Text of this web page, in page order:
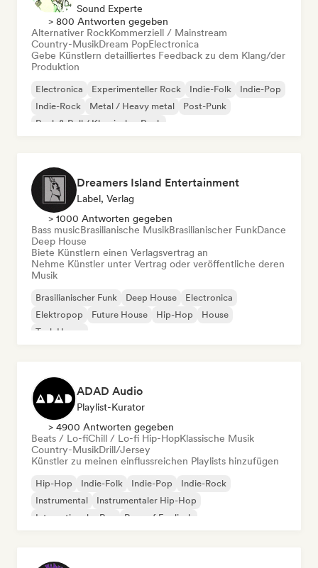
Sound Experte
> 800 Antworten gegeben
Alternativer RockKommerziell / Mainstream
Country-MusikDream PopElectronica
Gebe Künstlern detailliertes Feedback zu dem Klang/der
Produktion
Electronica Experimenteller Rock Indie-Folk
Indie-Pop
Indie-Rock
Metal / Heavy metal
Post-Punk
Rock & Roll / Klassischer Rock
Dreamers Island Entertainment
Label, Verlag
> 1000 Antworten gegeben
Bass musicBrasilianische MusikBrasilianischer FunkDance
Deep House
Biete Künstlern einen Verlagsvertrag an
Nehme Künstler unter Vertrag oder veröffentliche deren
Musik
Brasilianischer Funk Deep House
Electronica
Elektropop
Future House Hip-Hop
House
Tech House
ADAD Audio
Playlist-Kurator
> 4900 Antworten gegeben
Beats / Lo-fiChill / Lo-fi Hip-HopKlassische Musik
Country-MusikDrill/Jersey
Künstler zu meinen einflussreichen Playlists hinzufügen
Hip-Hop Indie-Folk Indie-Pop
Indie-Rock
Instrumental
Instrumentaler Hip-Hop
Internationaler Rap
Rap auf Englisch